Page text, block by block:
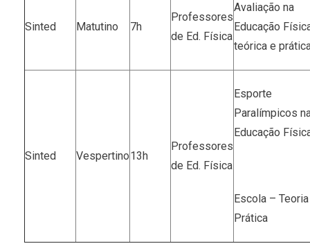
Sinted Matutino 7h
Professores
de Ed. Física
Avaliação na
Educação
teórica e
Sinted Vespertino13h
Professores
de Ed. Física
Esporte
Paralímpicos
Educação
Escola –
Prática